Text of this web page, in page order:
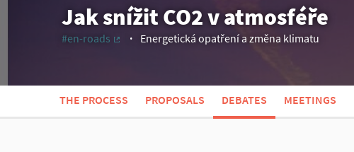
Jak snížit CO2 v atmosféře
#en-roads
Energetická opatření a změna klimatu
THE PROCESS PROPOSALS DEBATES MEETINGS